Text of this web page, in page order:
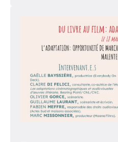
vivre des périodes